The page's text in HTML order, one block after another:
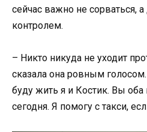
сейчас важно не сорваться,
контролем.
– Никто никуда не уходит
сказала она ровным
буду жить я и Костик. Вы
сегодня. Я помогу с такси,